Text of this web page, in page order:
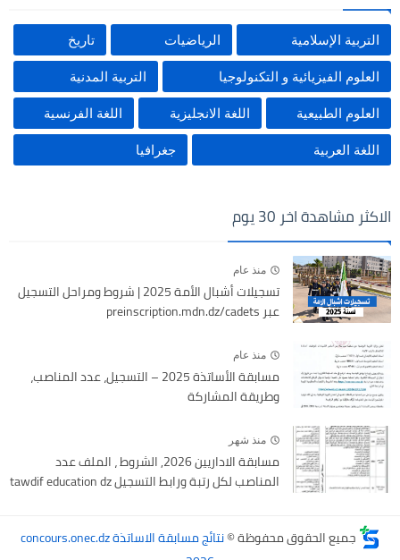
التربية الإسلامية الرياضيات تاريخ
العلوم الفيزيائية و التكنولوجيا التربية المدنية
العلوم الطبيعية اللغة الانجليزية اللغة الفرنسية
اللغة العربية جغرافيا
الاكثر مشاهدة اخر 30 يوم
منذ عام
تسجيلات أشبال الأمة 2025 | شروط ومراحل التسجيل
عبر preinscription.mdn.dz/cadets
منذ عام
مسابقة الأساتذة 2025 – التسجيل، عدد المناصب،
وطريقة المشاركة
منذ شهر
مسابقة الاداريين 2026, الشروط ، الملف عدد
المناصب لكل رتبة ورابط التسجيل tawdif education dz
جميع الحقوق محفوظة ©
نتائج مسابقة الاساتذة concours.onec.dz